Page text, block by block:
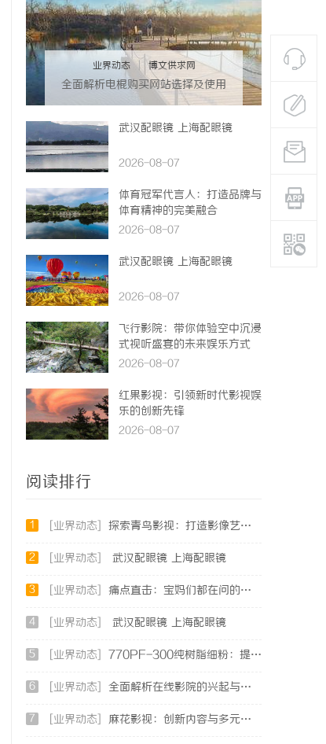
业界动态 | 博文供求网
全面解析电棍购买网站选择及使用
指南，保障安全与合法性
武汉配眼镜 上海配眼镜
2026-08-07
体育冠军代言人：打造品牌与
体育精神的完美融合
2026-08-07
武汉配眼镜 上海配眼镜
2026-08-07
飞行影院：带你体验空中沉浸
式视听盛宴的未来娱乐方式
2026-08-07
红果影视：引领新时代影视娱
乐的创新先锋
2026-08-07
阅读排行
1 [业界动态] 探索青鸟影视：打造影像艺术的全新体验与未来发展
2 [业界动态] 武汉配眼镜 上海配眼镜
3 [业界动态] 痛点直击：宝妈们都在问的“绿色环保母婴纸巾”到底怎么选？
4 [业界动态] 武汉配眼镜 上海配眼镜
5 [业界动态] 770PF-300纯树脂细粉：提升塑料制品性能的新选择
6 [业界动态] 全面解析在线影院的兴起与未来发展趋势探讨
7 [业界动态] 麻花影视：创新内容与多元化发展的影视新势力